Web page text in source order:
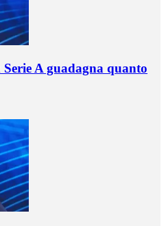
A guadagna quanto